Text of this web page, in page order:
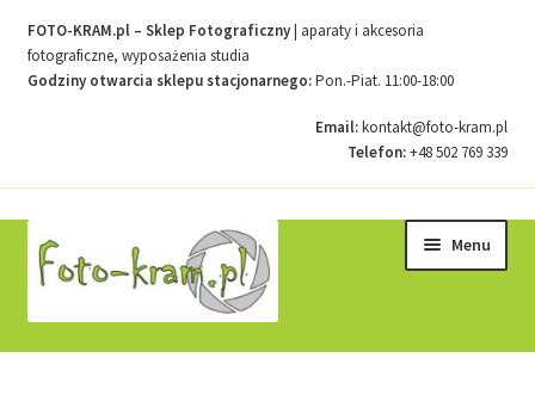
FOTO-KRAM.pl – Sklep Fotograficzny| aparaty i akcesoria
fotograficzne, wyposażenia studia
Godziny otwarcia sklepu stacjonarnego:Pon.-Piat. 11:00-18:00
Email:kontakt@foto-kram.pl
Telefon:+48 502 769 339
do
nawigacji
do
treści
Menu